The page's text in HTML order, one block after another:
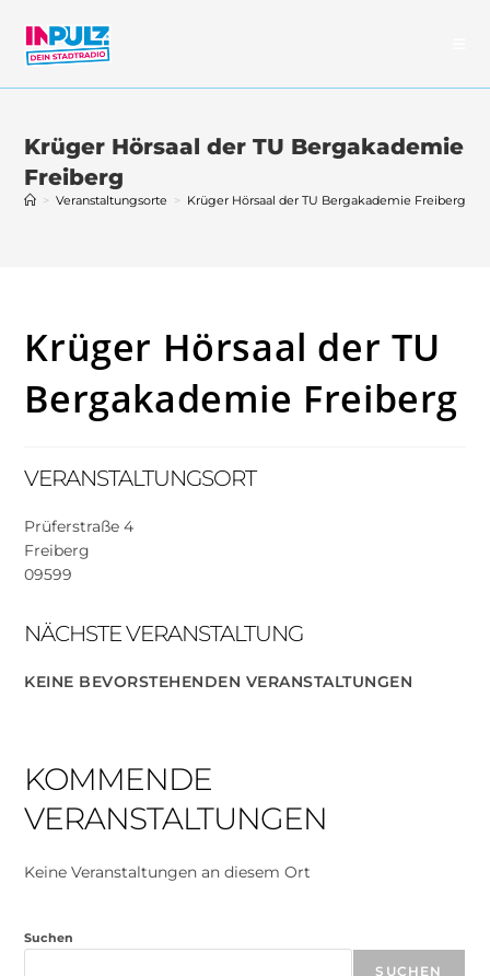
Inhalt
springen
Krüger Hörsaal der TU Bergakademie
Freiberg
> Veranstaltungsorte > Krüger Hörsaal der TU Bergakademie Freiberg
Krüger Hörsaal der TU
Bergakademie Freiberg
VERANSTALTUNGSORT
Prüferstraße 4
Freiberg
09599
NÄCHSTE VERANSTALTUNG
KEINE BEVORSTEHENDEN VERANSTALTUNGEN
KOMMENDE
VERANSTALTUNGEN
Keine Veranstaltungen an diesem Ort
Suchen
SUCHEN